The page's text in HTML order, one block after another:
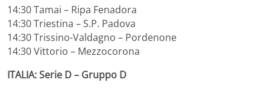
14:30 Tamai – Ripa Fenadora
14:30 Triestina – S.P. Padova
14:30 Trissino-Valdagno – Pordenone
14:30 Vittorio – Mezzocorona
ITALIA: Serie D – Gruppo D